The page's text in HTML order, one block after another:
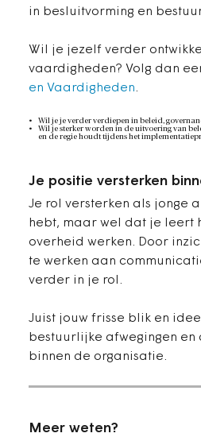
in besluitvorming en
Wil je jezelf verder
vaardigheden? Volg dan
en Vaardigheden.
Wil je je verder verdiepen in beleid,
Wil je sterker worden in de uitvoering van
en de regie houdt tijdens het
Je positie versterken
Je rol versterken als jonge
hebt, maar wel dat je leert
overheid werken. Door
te werken aan
verder in je rol.
Juist jouw frisse blik en
bestuurlijke afwegingen en
binnen de organisatie.
Meer weten?